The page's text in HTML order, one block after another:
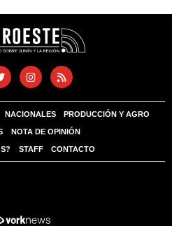
NACIONALES PRODUCCIÓN Y AGRO
NOTA DE OPINIÓN
STAFF CONTACTO